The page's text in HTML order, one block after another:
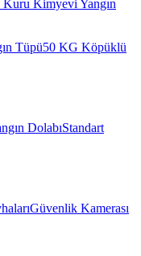
Kimyevi Yangın
Tüpü50 KG Köpüklü
DolabıStandart
Güvenlik Kamerası